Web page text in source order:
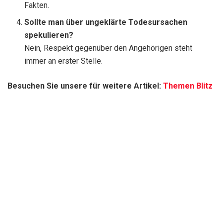
Fakten.
Sollte man über ungeklärte Todesursachen
spekulieren?
Nein, Respekt gegenüber den Angehörigen steht
immer an erster Stelle.
Besuchen Sie unsere für weitere Artikel: Themen Blitz